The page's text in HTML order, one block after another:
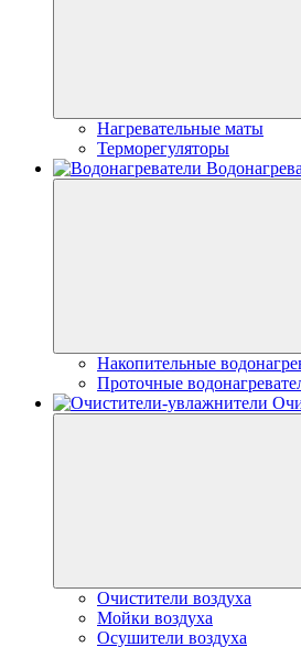
Нагревательные маты
Терморегуляторы
Накопительные
Проточные
Очистители воздуха
Мойки воздуха
Осушители воздуха